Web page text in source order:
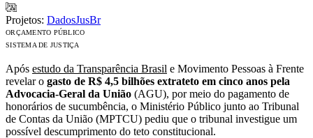
Projetos: DadosJusBr
ORÇAMENTO PÚBLICO
SISTEMA DE JUSTIÇA
Após estudo da Transparência Brasil e Movimento Pessoas à Frente
revelar o gasto de R$ 4,5 bilhões extrateto em cinco anos pela
Advocacia-Geral da União (AGU), por meio do pagamento de
honorários de sucumbência, o Ministério Público junto ao Tribunal
de Contas da União (MPTCU) pediu que o tribunal investigue um
possível descumprimento do teto constitucional.